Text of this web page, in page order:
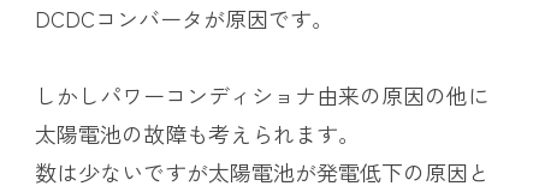
DCDCコンバータが原因です。
しかしパワーコンディショナ由来の原因の他に
太陽電池の故障も考えられます。
数は少ないですが太陽電池が発電低下の原因と